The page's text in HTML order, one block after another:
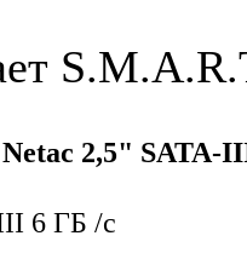
Netac 2,5" SATA-
6 ГБ /с